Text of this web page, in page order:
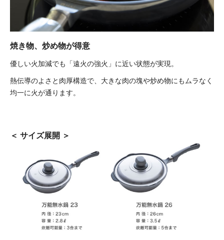
焼き物、炒め物が得意
優しい火加減でも「遠火の強火」に近い状態が実現。
熱伝導のよさと肉厚構造で、大きな肉の塊や炒め物にもムラなく
均一に火が通ります。
＜ サイズ展開 ＞